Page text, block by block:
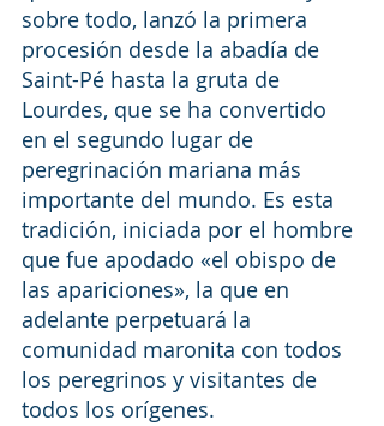
sobre todo, lanzó la primera
procesión desde la abadía de
Saint-Pé hasta la gruta de
Lourdes, que se ha convertido
en el segundo lugar de
peregrinación mariana más
importante del mundo. Es esta
tradición, iniciada por el hombre
que fue apodado «el obispo de
las apariciones», la que en
adelante perpetuará la
comunidad maronita con todos
los peregrinos y visitantes de
todos los orígenes.